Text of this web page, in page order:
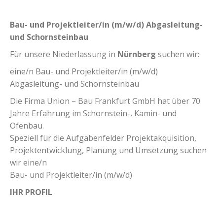
Bau- und Projektleiter/in (m/w/d) Abgasleitung-
und Schornsteinbau
Für unsere Niederlassung in Nürnberg suchen wir:
eine/n Bau- und Projektleiter/in (m/w/d)
Abgasleitung- und Schornsteinbau
Die Firma Union – Bau Frankfurt GmbH hat über 70
Jahre Erfahrung im Schornstein-, Kamin- und
Ofenbau.
Speziell für die Aufgabenfelder Projektakquisition,
Projektentwicklung, Planung und Umsetzung suchen
wir eine/n
Bau- und Projektleiter/in (m/w/d)
IHR PROFIL